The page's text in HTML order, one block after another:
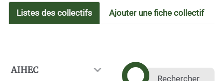
Listes des collectifs Ajouter une fiche collectif
AIHEC